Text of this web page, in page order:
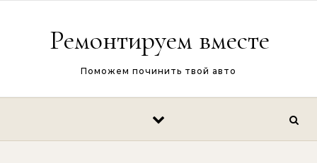
Ремонтируем вместе
Поможем починить твой авто